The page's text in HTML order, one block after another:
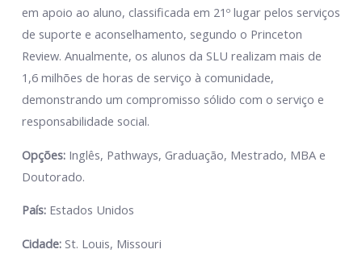
em apoio ao aluno, classificada em 21º lugar pelos serviços
de suporte e aconselhamento, segundo o Princeton
Review. Anualmente, os alunos da SLU realizam mais de
1,6 milhões de horas de serviço à comunidade,
demonstrando um compromisso sólido com o serviço e
responsabilidade social.
Opções:Inglês, Pathways, Graduação, Mestrado, MBA e
Doutorado.
País:Estados Unidos
Cidade:St. Louis, Missouri